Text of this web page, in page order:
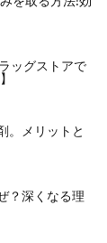
ッグストアで
。メリットと
？深くなる理